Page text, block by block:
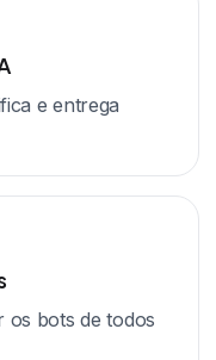
e entrega
os bots de todos